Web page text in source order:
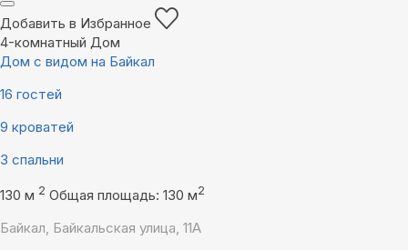
Добавить в Избранное
4-комнатный Дом
Дом с видом на Байкал
16 гостей
9 кроватей
3 спальни
130 м 2 Общая площадь: 130 м2
Байкал, Байкальская улица, 11А